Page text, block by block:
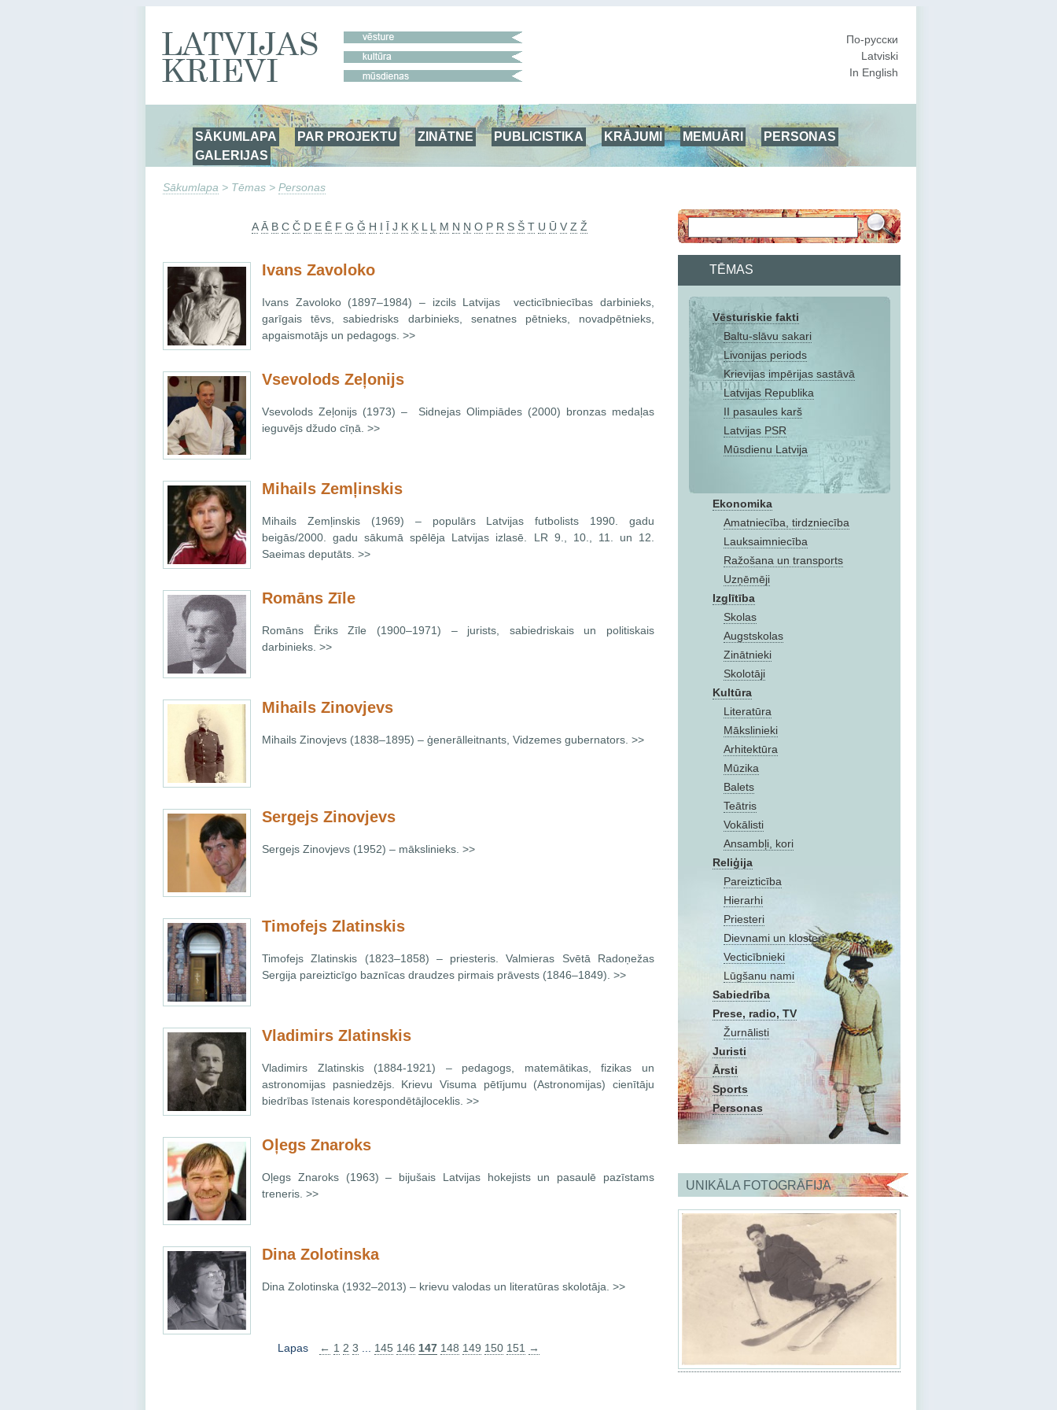
По-русски
Latviski
In English
SĀKUMLAPA PAR PROJEKTU ZINĀTNE PUBLICISTIKA KRĀJUMI MEMUĀRI
PERSONAS
GALERIJAS
Sākumlapa > Tēmas > Personas
TĒMAS
Vēsturiskie fakti
Baltu-slāvu sakari
Livonijas periods
Krievijas impērijas sastāvā
Latvijas Republika
II pasaules karš
Latvijas PSR
Mūsdienu Latvija
Ekonomika
Amatniecība, tirdzniecība
Lauksaimniecība
Ražošana un transports
Uzņēmēji
Izglītība
Skolas
Augstskolas
Zinātnieki
Skolotāji
Kultūra
Literatūra
Mākslinieki
Arhitektūra
Mūzika
Balets
Teātris
Vokālisti
Ansambļi, kori
Reliģija
Pareizticība
Hierarhi
Priesteri
Dievnami un klosteri
Vecticībnieki
Lūgšanu nami
Sabiedrība
Prese, radio, TV
Žurnālisti
Juristi
Ārsti
Sports
Personas
UNIKĀLA FOTOGRĀFIJA
A Ā B C Č D E Ē F G Ğ H I Ī J K Ķ L Ļ M N Ņ O P R S Š T U Ū V Z Ž
Ivans Zavoloko
Ivans Zavoloko (1897–1984) – izcils Latvijas vecticībniecības darbinieks,
garīgais tēvs, sabiedrisks darbinieks, senatnes pētnieks, novadpētnieks,
apgaismotājs un pedagogs. >>
Vsevolods Zeļonijs
Vsevolods Zeļonijs (1973) – Sidnejas Olimpiādes (2000) bronzas medaļas
ieguvējs džudo cīņā. >>
Mihails Zemļinskis
Mihails Zemļinskis (1969) – populārs Latvijas futbolists 1990. gadu
beigās/2000. gadu sākumā spēlēja Latvijas izlasē. LR 9., 10., 11. un 12.
Saeimas deputāts. >>
Romāns Zīle
Romāns Ēriks Zīle (1900–1971) – jurists, sabiedriskais un politiskais
darbinieks. >>
Mihails Zinovjevs
Mihails Zinovjevs (1838–1895) – ģenerālleitnants, Vidzemes gubernators. >>
Sergejs Zinovjevs
Sergejs Zinovjevs (1952) – mākslinieks. >>
Timofejs Zlatinskis
Timofejs Zlatinskis (1823–1858) – priesteris. Valmieras Svētā Radoņežas
Sergija pareizticīgo baznīcas draudzes pirmais prāvests (1846–1849). >>
Vladimirs Zlatinskis
Vladimirs Zlatinskis (1884-1921) – pedagogs, matemātikas, fizikas un
astronomijas pasniedzējs. Krievu Visuma pētījumu (Astronomijas) cienītāju
biedrības īstenais korespondētājloceklis. >>
Oļegs Znaroks
Oļegs Znaroks (1963) – bijušais Latvijas hokejists un pasaulē pazīstams
treneris. >>
Dina Zolotinska
Dina Zolotinska (1932–2013) – krievu valodas un literatūras skolotāja. >>
Lapas ← 1 2 3 145 146 147 148 149 150 151 →